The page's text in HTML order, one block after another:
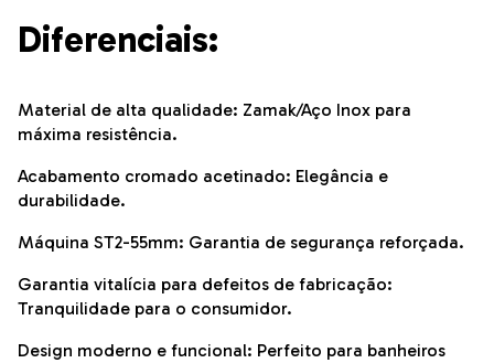
Diferenciais:
Material de alta qualidade: Zamak/Aço Inox para
máxima resistência.
Acabamento cromado acetinado: Elegância e
durabilidade.
Máquina ST2-55mm: Garantia de segurança reforçada.
Garantia vitalícia para defeitos de fabricação:
Tranquilidade para o consumidor.
Design moderno e funcional: Perfeito para banheiros